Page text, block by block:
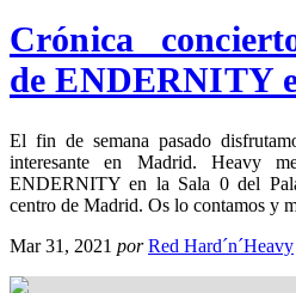
Crónica
de ENDERNITY
El fin de semana pasado
interesante en Madrid. Heavy
ENDERNITY en la Sala 0 del
centro de Madrid. Os lo contamos y
Mar 31, 2021 por Red Hard´n´Heavy